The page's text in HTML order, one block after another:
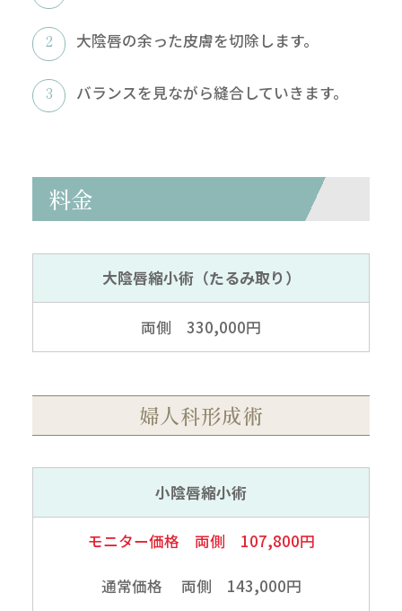
大陰唇の余った皮膚を切除します。
バランスを見ながら縫合していきます。
料金
大陰唇縮小術（たるみ取り）
両側 330,000円
婦人科形成術
小陰唇縮小術
モニター価格 両側 107,800円
通常価格 両側 143,000円